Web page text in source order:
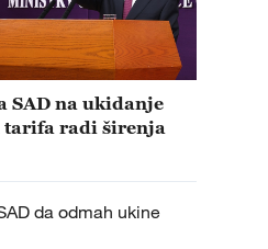
SAD na ukidanje
tarifa radi širenja
da odmah ukine